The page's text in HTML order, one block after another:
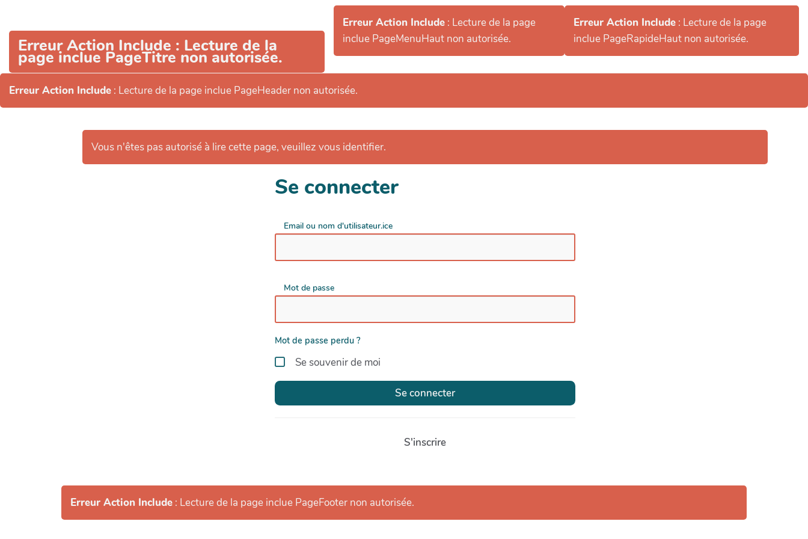
Erreur Action Include : Lecture de la
page inclue PageTitre non autorisée.
Erreur Action Include: Lecture de la page
inclue PageMenuHaut non autorisée.
Erreur Action Include: Lecture de la page
inclue PageRapideHaut non autorisée.
Erreur Action Include : Lecture de la page inclue PageHeader non autorisée.
Vous n'êtes pas autorisé à lire cette page, veuillez vous identifier.
Se connecter
Email ou nom d'utilisateur.ice
Mot de passe
Mot de passe perdu ?
Se souvenir de moi
Se connecter
S'inscrire
Erreur Action Include : Lecture de la page inclue PageFooter non autorisée.